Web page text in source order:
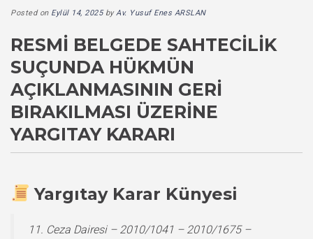
Posted on Eylül 14, 2025byAv. Yusuf Enes ARSLAN
RESMI BELGEDE SAHTECILIK
SUÇUNDA HÜKMÜN
AÇIKLANMASININ GERI
BIRAKILMASI ÜZERINE
YARGITAY KARARI
Yargıtay Karar Künyesi
11. Ceza Dairesi – 2010/1041 – 2010/1675 –